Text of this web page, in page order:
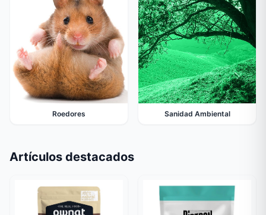
Roedores Sanidad Ambiental
Artículos destacados